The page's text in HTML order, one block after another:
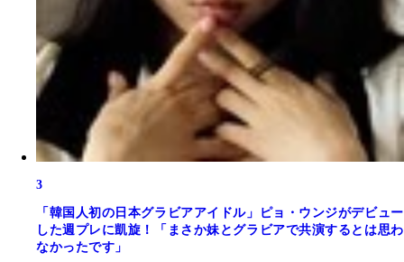
3
「韓国人初の日本グラビアアイドル」ピョ・ウンジがデビュー
した週プレに凱旋！「まさか妹とグラビアで共演するとは思わ
なかったです」